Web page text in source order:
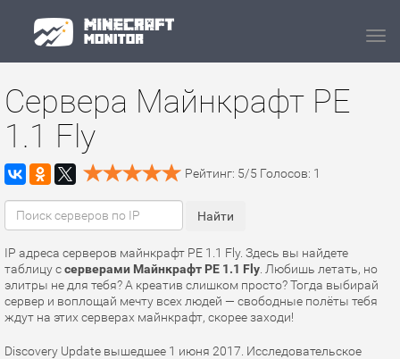
Сервера Майнкрафт PE
1.1 Fly
Рейтинг: 5/5 Голосов: 1
IP адреса серверов майнкрафт PE 1.1 Fly. Здесь вы найдете
таблицу ссерверами Майнкрафт PE 1.1 Fly . Любишь летать, но
элитры не для тебя? А креатив слишком просто? Тогда выбирай
сервер и воплощай мечту всех людей — свободные полёты тебя
ждут на этих серверах майнкрафт, скорее заходи!
Discovery Update вышедшее 1 июня 2017. Исследовательское